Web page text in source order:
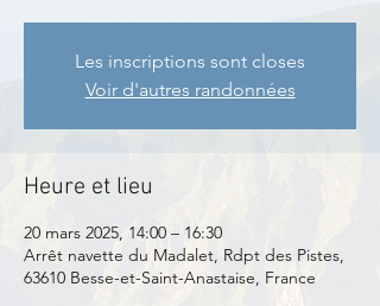
Les inscriptions sont closes
Voir d'autres randonnées
Heure et lieu
20 mars 2025, 14:00 – 16:30
Arrêt navette du Madalet, Rdpt des Pistes,
63610 Besse-et-Saint-Anastaise, France